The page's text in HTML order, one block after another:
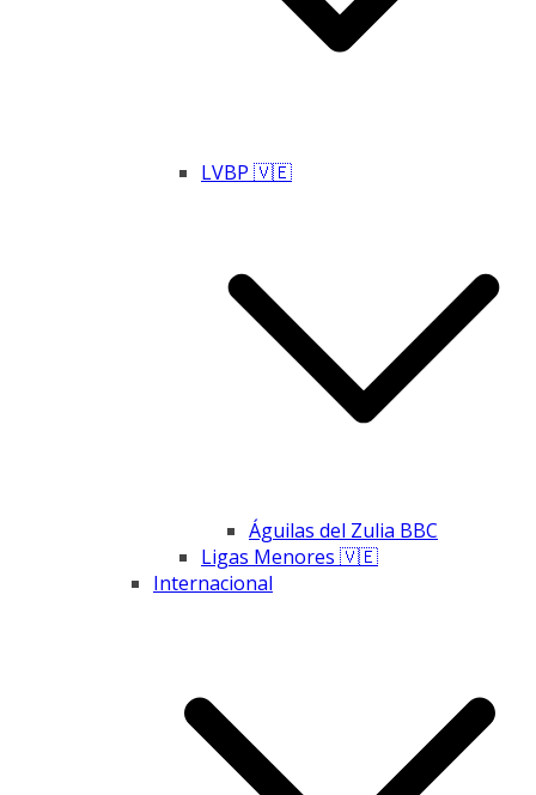
LVBP 🇻🇪
Águilas del Zulia BBC
Ligas Menores 🇻🇪
Internacional